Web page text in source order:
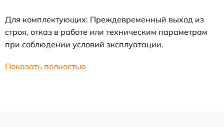
Для комплектующих: Преждевременный выход из
строя, отказ в работе или техническим параметрам
при соблюдении условий эксплуатации.
Показать полностью